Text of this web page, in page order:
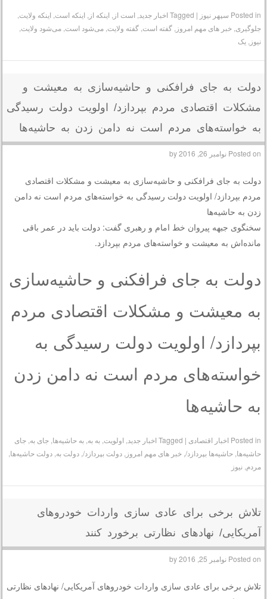
Posted inسپهر نیوز |
Taggedاخبار جدید, است از, اینکه از, اینکه است, اینکه ولایت,
جلوگیری, خبر های مهم امروز, گفته است, گفته ولایت, می‌‌‌‌شود است, می‌‌‌‌شود ولایت,
نیوز, یک
دولت به جای فرافکنی و حاشیه‌سازی به معیشت و
مشکلات اقتصادی مردم بپردازد/ اولویت دولت رسیدگی
به خواسته‌های مردم است نه دامن زدن به حاشیه‌ها
Posted onنوامبر 26, 2016 by
دولت به جای فرافکنی و حاشیه‌سازی به معیشت و مشکلات اقتصادی
مردم بپردازد/ اولویت دولت رسیدگی به خواسته‌های مردم است نه دامن
زدن به حاشیه‌ها
سخنگوی جبهه پیروان خط امام و رهبری گفت: دولت باید در عمر باقی‌
مانده‌اش به معیشت و خواسته‌های مردم بپردازد.
دولت به جای فرافکنی و حاشیه‌سازی
به معیشت و مشکلات اقتصادی مردم
بپردازد/ اولویت دولت رسیدگی به
خواسته‌های مردم است نه دامن زدن
به حاشیه‌ها
Posted inاخبار اقتصادی |
Taggedاخبار جدید, اولویت, به به, به حاشیه‌ها, جای به, جای
حاشیه‌ها, حاشیه‌ها بپردازد/,خبر های مهم امروز, دولت بپردازد/,دولت به, دولت حاشیه‌ها,
مردم, نیوز
تلاش برخی برای عادی سازی واردات خودروهای
آمریکایی/ نهادهای نظارتی برخورد کنند
Posted onنوامبر 25, 2016 by
تلاش برخی برای عادی سازی واردات خودروهای آمریکایی/ نهادهای نظارتی